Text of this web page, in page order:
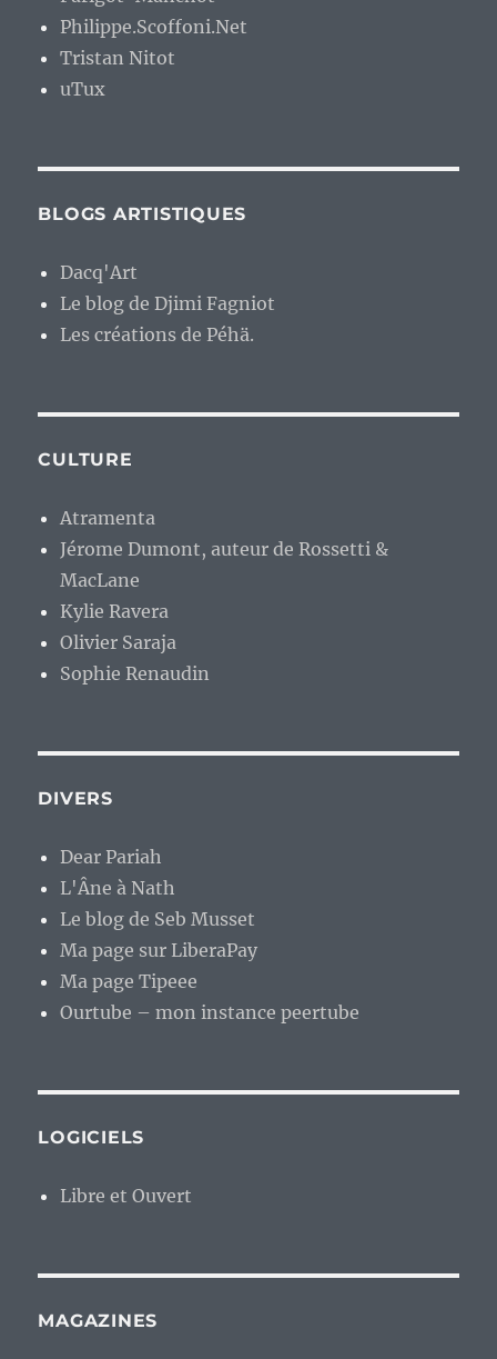
Philippe.Scoffoni.Net
Tristan Nitot
uTux
BLOGS ARTISTIQUES
Dacq'Art
Le blog de Djimi Fagniot
Les créations de Péhä.
CULTURE
Atramenta
Jérome Dumont, auteur de Rossetti &
MacLane
Kylie Ravera
Olivier Saraja
Sophie Renaudin
DIVERS
Dear Pariah
L'Âne à Nath
Le blog de Seb Musset
Ma page sur LiberaPay
Ma page Tipeee
Ourtube – mon instance peertube
LOGICIELS
Libre et Ouvert
MAGAZINES